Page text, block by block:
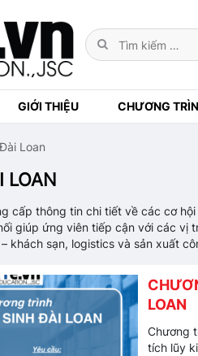
GIỚI THIỆU CHƯƠNG
Loan
LOAN
cấp thông tin chi tiết về các cơ
giúp ứng viên tiếp cận với các
khách sạn, logistics và sản xuất
LOAN
Chương
tích lũy